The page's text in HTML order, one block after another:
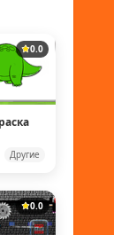
0.0
Другие
0.0